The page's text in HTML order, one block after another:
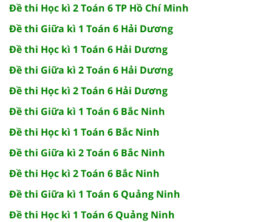
Đề thi Học kì 2 Toán 6 TP Hồ Chí Minh
Đề thi Giữa kì 1 Toán 6 Hải Dương
Đề thi Học kì 1 Toán 6 Hải Dương
Đề thi Giữa kì 2 Toán 6 Hải Dương
Đề thi Học kì 2 Toán 6 Hải Dương
Đề thi Giữa kì 1 Toán 6 Bắc Ninh
Đề thi Học kì 1 Toán 6 Bắc Ninh
Đề thi Giữa kì 2 Toán 6 Bắc Ninh
Đề thi Học kì 2 Toán 6 Bắc Ninh
Đề thi Giữa kì 1 Toán 6 Quảng Ninh
Đề thi Học kì 1 Toán 6 Quảng Ninh